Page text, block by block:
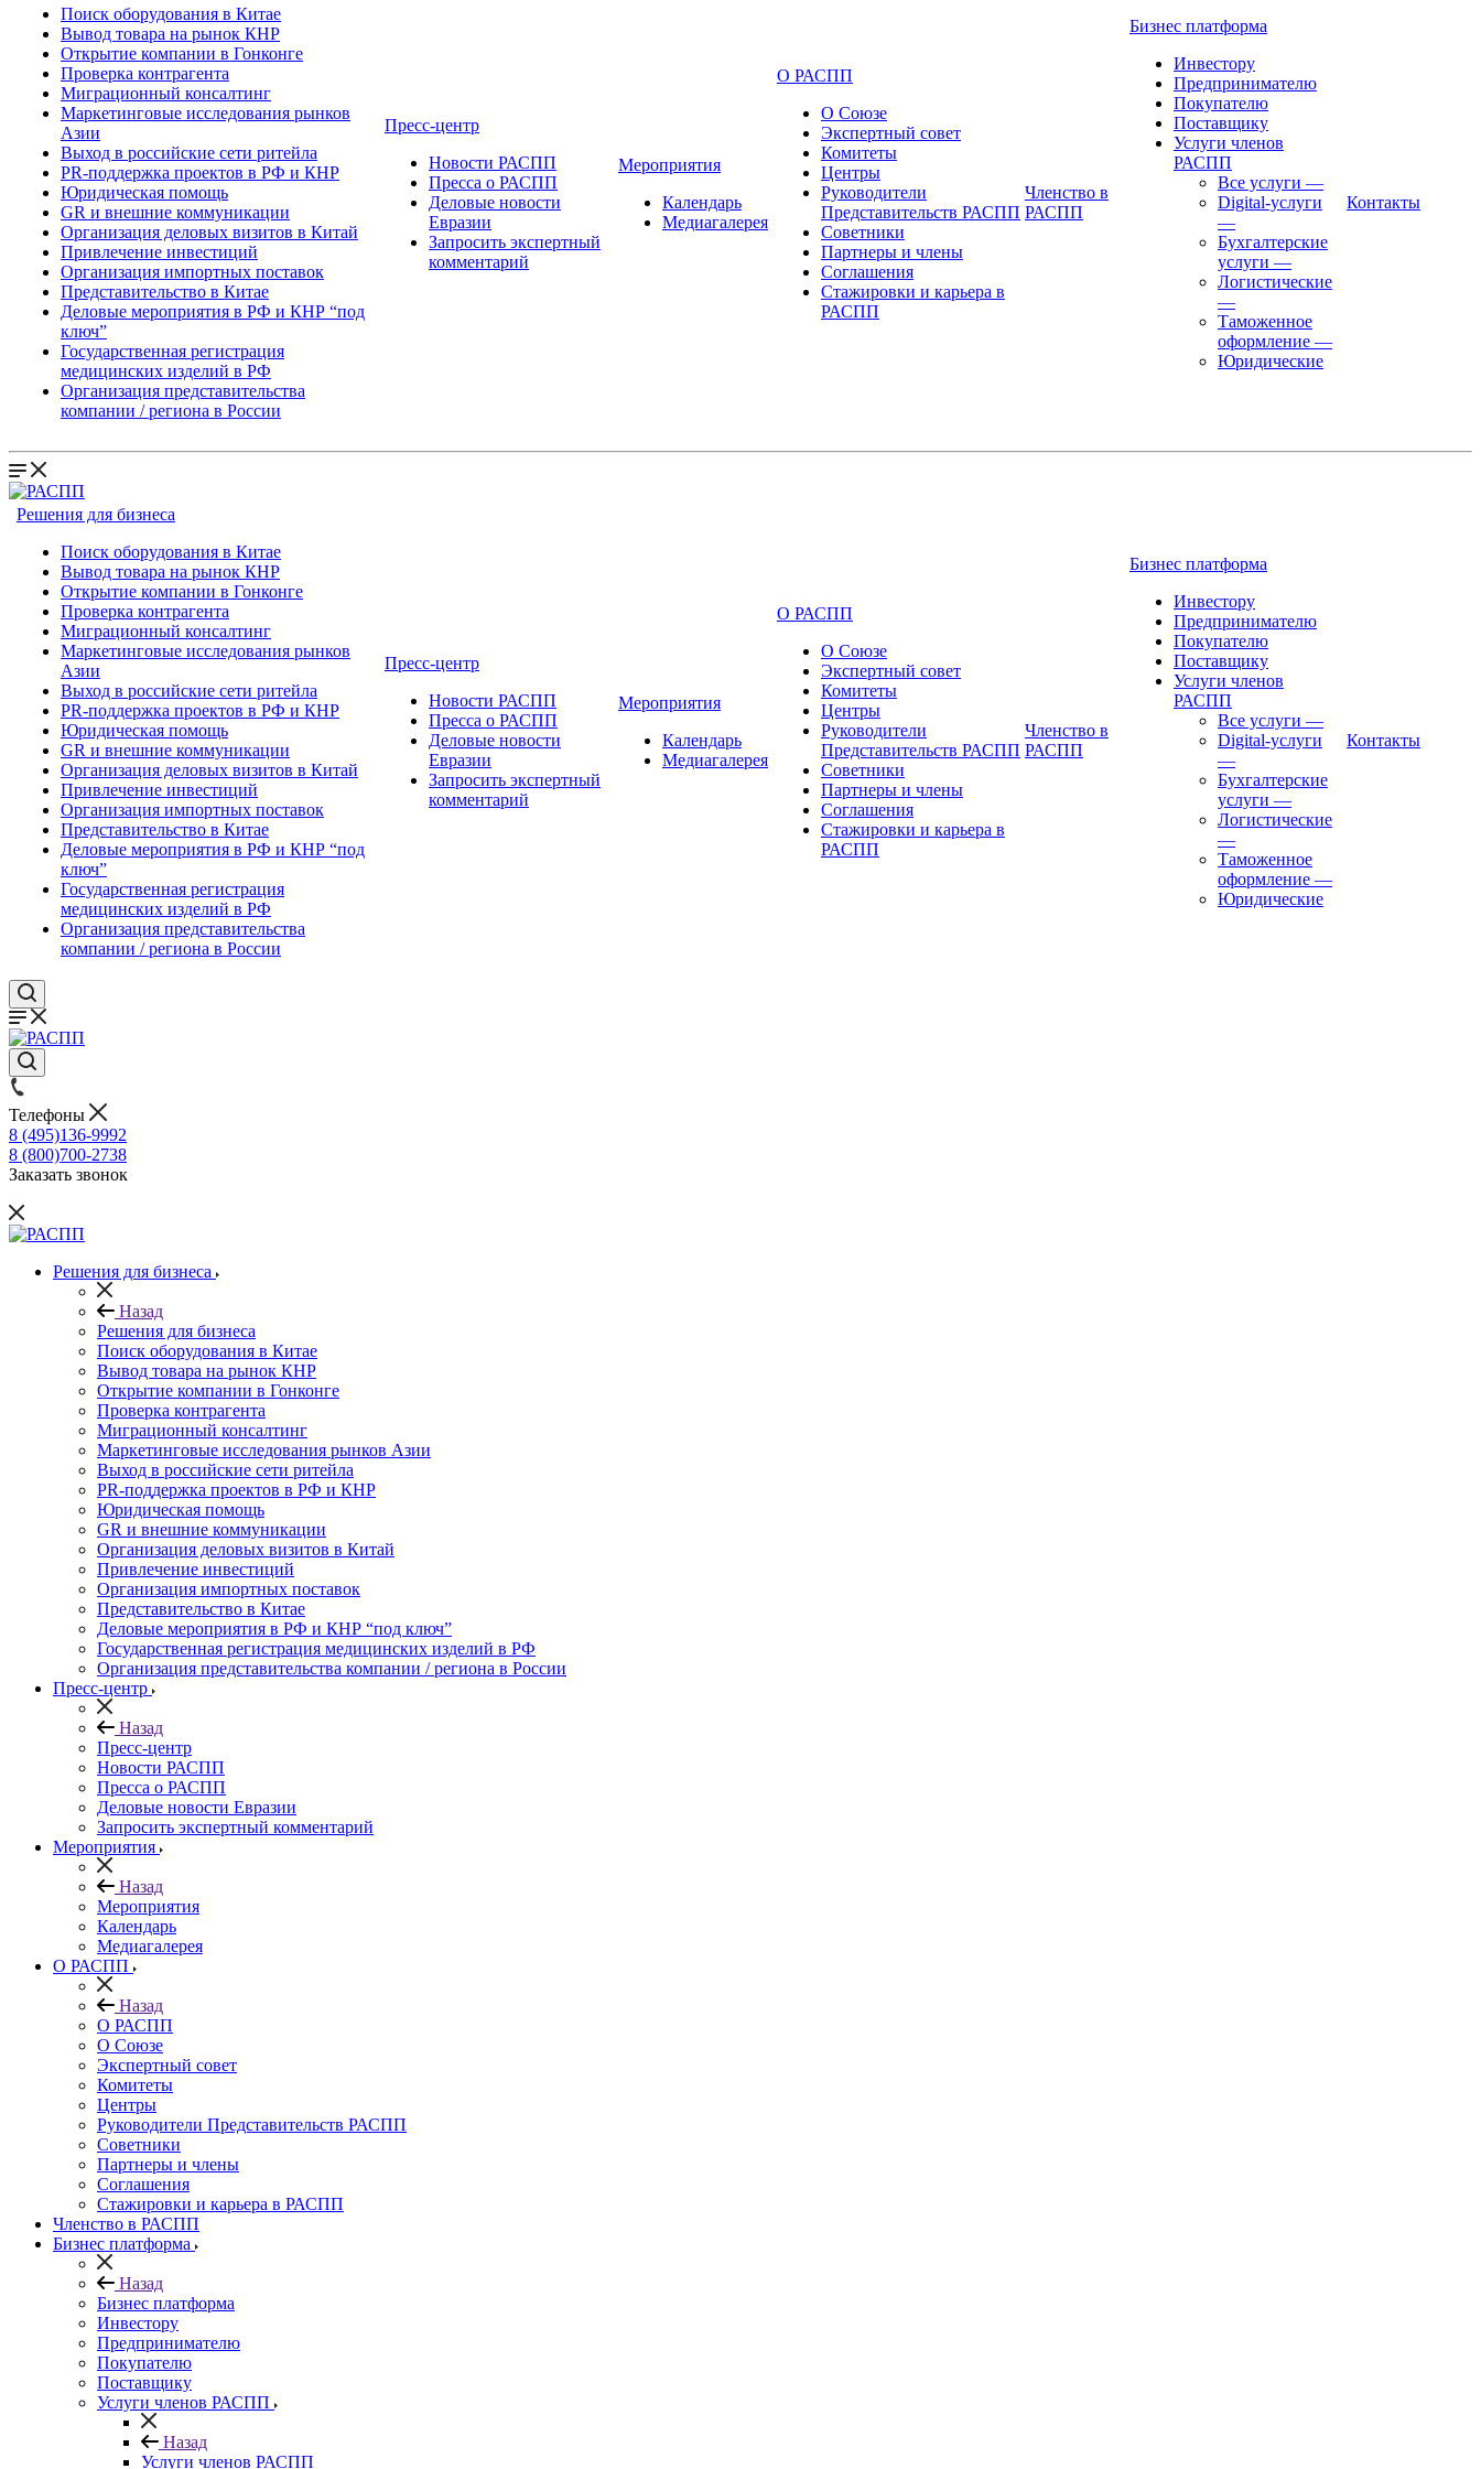
Поиск оборудования в Китае
Вывод товара на рынок КНР
Открытие компании в Гонконге
Проверка контрагента
Миграционный консалтинг
Маркетинговые исследования рынков
Азии
Выход в российские сети ритейла
PR-поддержка проектов в РФ и КНР
Юридическая помощь
GR и внешние коммуникации
Организация деловых визитов в Китай
Привлечение инвестиций
Организация импортных поставок
Представительство в Китае
Деловые мероприятия в РФ и КНР “под
ключ”
Государственная регистрация
медицинских изделий в РФ
Организация представительства
компании / региона в России
Пресс-центр
Новости РАСПП
Пресса о РАСПП
Деловые новости
Евразии
Запросить экспертный
комментарий
Мероприятия
Календарь
Медиагалерея
О РАСПП
О Союзе
Экспертный совет
Комитеты
Центры
Руководители
Представительств РАСПП
Советники
Партнеры и члены
Соглашения
Стажировки и карьера в
РАСПП
Членство в
РАСПП
Бизнес платформа
Инвестору
Предпринимателю
Покупателю
Поставщику
Услуги членов
РАСПП
Все услуги —
Digital-услуги
—
Бухгалтерские
услуги —
Логистические
—
Таможенное
оформление —
Юридические
Контакты
Решения для бизнеса
Поиск оборудования в Китае
Вывод товара на рынок КНР
Открытие компании в Гонконге
Проверка контрагента
Миграционный консалтинг
Маркетинговые исследования рынков
Азии
Выход в российские сети ритейла
PR-поддержка проектов в РФ и КНР
Юридическая помощь
GR и внешние коммуникации
Организация деловых визитов в Китай
Привлечение инвестиций
Организация импортных поставок
Представительство в Китае
Деловые мероприятия в РФ и КНР “под
ключ”
Государственная регистрация
медицинских изделий в РФ
Организация представительства
компании / региона в России
Пресс-центр
Новости РАСПП
Пресса о РАСПП
Деловые новости
Евразии
Запросить экспертный
комментарий
Мероприятия
Календарь
Медиагалерея
О РАСПП
О Союзе
Экспертный совет
Комитеты
Центры
Руководители
Представительств РАСПП
Советники
Партнеры и члены
Соглашения
Стажировки и карьера в
РАСПП
Членство в
РАСПП
Бизнес платформа
Инвестору
Предпринимателю
Покупателю
Поставщику
Услуги членов
РАСПП
Все услуги —
Digital-услуги
—
Бухгалтерские
услуги —
Логистические
—
Таможенное
оформление —
Юридические
Контакты
Телефоны
8 (495)136-9992
8 (800)700-2738
Заказать звонок
Решения для бизнеса
Назад
Решения для бизнеса
Поиск оборудования в Китае
Вывод товара на рынок КНР
Открытие компании в Гонконге
Проверка контрагента
Миграционный консалтинг
Маркетинговые исследования рынков Азии
Выход в российские сети ритейла
PR-поддержка проектов в РФ и КНР
Юридическая помощь
GR и внешние коммуникации
Организация деловых визитов в Китай
Привлечение инвестиций
Организация импортных поставок
Представительство в Китае
Деловые мероприятия в РФ и КНР “под ключ”
Государственная регистрация медицинских изделий в РФ
Организация представительства компании / региона в России
Пресс-центр
Назад
Пресс-центр
Новости РАСПП
Пресса о РАСПП
Деловые новости Евразии
Запросить экспертный комментарий
Мероприятия
Назад
Мероприятия
Календарь
Медиагалерея
О РАСПП
Назад
О РАСПП
О Союзе
Экспертный совет
Комитеты
Центры
Руководители Представительств РАСПП
Советники
Партнеры и члены
Соглашения
Стажировки и карьера в РАСПП
Членство в РАСПП
Бизнес платформа
Назад
Бизнес платформа
Инвестору
Предпринимателю
Покупателю
Поставщику
Услуги членов РАСПП
Назад
Услуги членов РАСПП